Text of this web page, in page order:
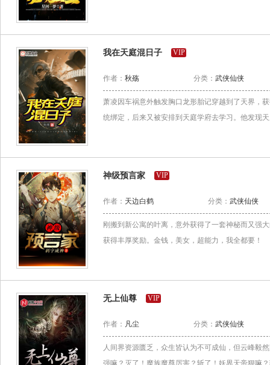
我在天庭混日子 VIP
作者： 秋殇 分类： 武侠仙侠
萧凌因车祸意外触发胸口龙形胎记穿越到了天界，
统绑定，后来又被安排到天庭学府去学习。他发现
神级预言家 VIP
作者： 天边白鹤 分类： 武侠仙侠
刚搬到新公寓的叶离，意外获得了一套神秘而又
获得丰厚奖励。金钱，美女，超能力，我全都要！
无上仙尊 VIP
作者： 凡尘 分类： 武侠仙侠
人间界资源匮乏，众生皆认为不可成仙，但云峰毅
强嘛？灭了！魔族魔尊厉害？斩了！妖界天帝狠嘛